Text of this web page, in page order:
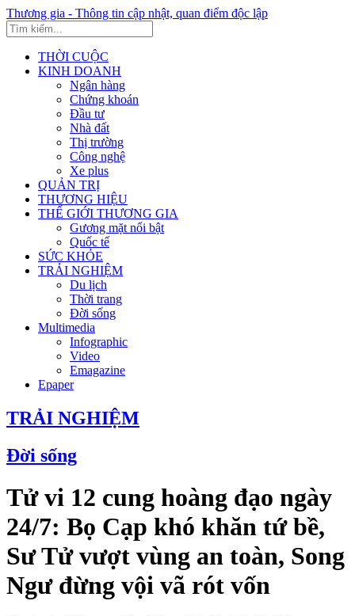
Thương gia - Thông tin cập nhật, quan điểm độc lập
THỜI CUỘC
KINH DOANH
Ngân hàng
Chứng khoán
Đầu tư
Nhà đất
Thị trường
Công nghệ
Xe plus
QUẢN TRỊ
THƯƠNG HIỆU
THẾ GIỚI THƯƠNG GIA
Gương mặt nổi bật
Quốc tế
SỨC KHỎE
TRẢI NGHIỆM
Du lịch
Thời trang
Đời sống
Multimedia
Infographic
Video
Emagazine
Epaper
TRẢI NGHIỆM
Đời sống
Tử vi 12 cung hoàng đạo ngày
24/7: Bọ Cạp khó khăn tứ bề,
Sư Tử vượt vùng an toàn, Song
Ngư đừng vội vã rót vốn